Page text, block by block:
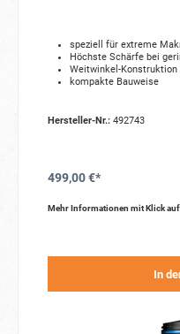
speziell für extreme
Höchste Schärfe bei
Weitwinkel-
kompakte Bauweise
Hersteller-Nr.:492743
499,00 €*
Mehr Informationen mit Klick
In